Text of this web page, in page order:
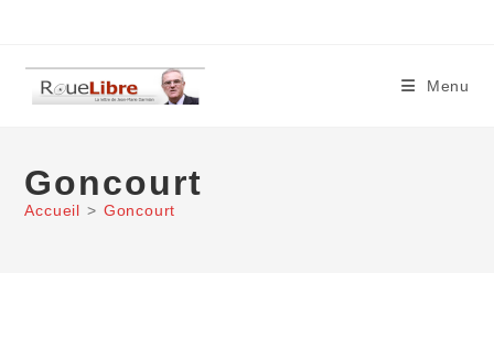
content
Menu
Goncourt
Accueil > Goncourt